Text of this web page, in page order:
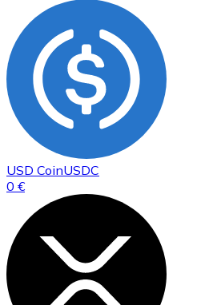
USD CoinUSDC
0 €